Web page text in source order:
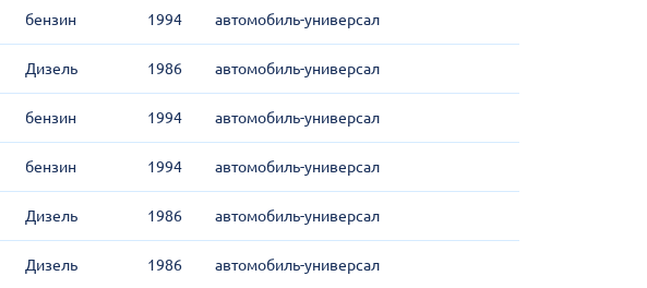
бензин 1994 автомобиль-универсал
Дизель 1986 автомобиль-универсал
бензин 1994 автомобиль-универсал
бензин 1994 автомобиль-универсал
Дизель 1986 автомобиль-универсал
Дизель 1986 автомобиль-универсал